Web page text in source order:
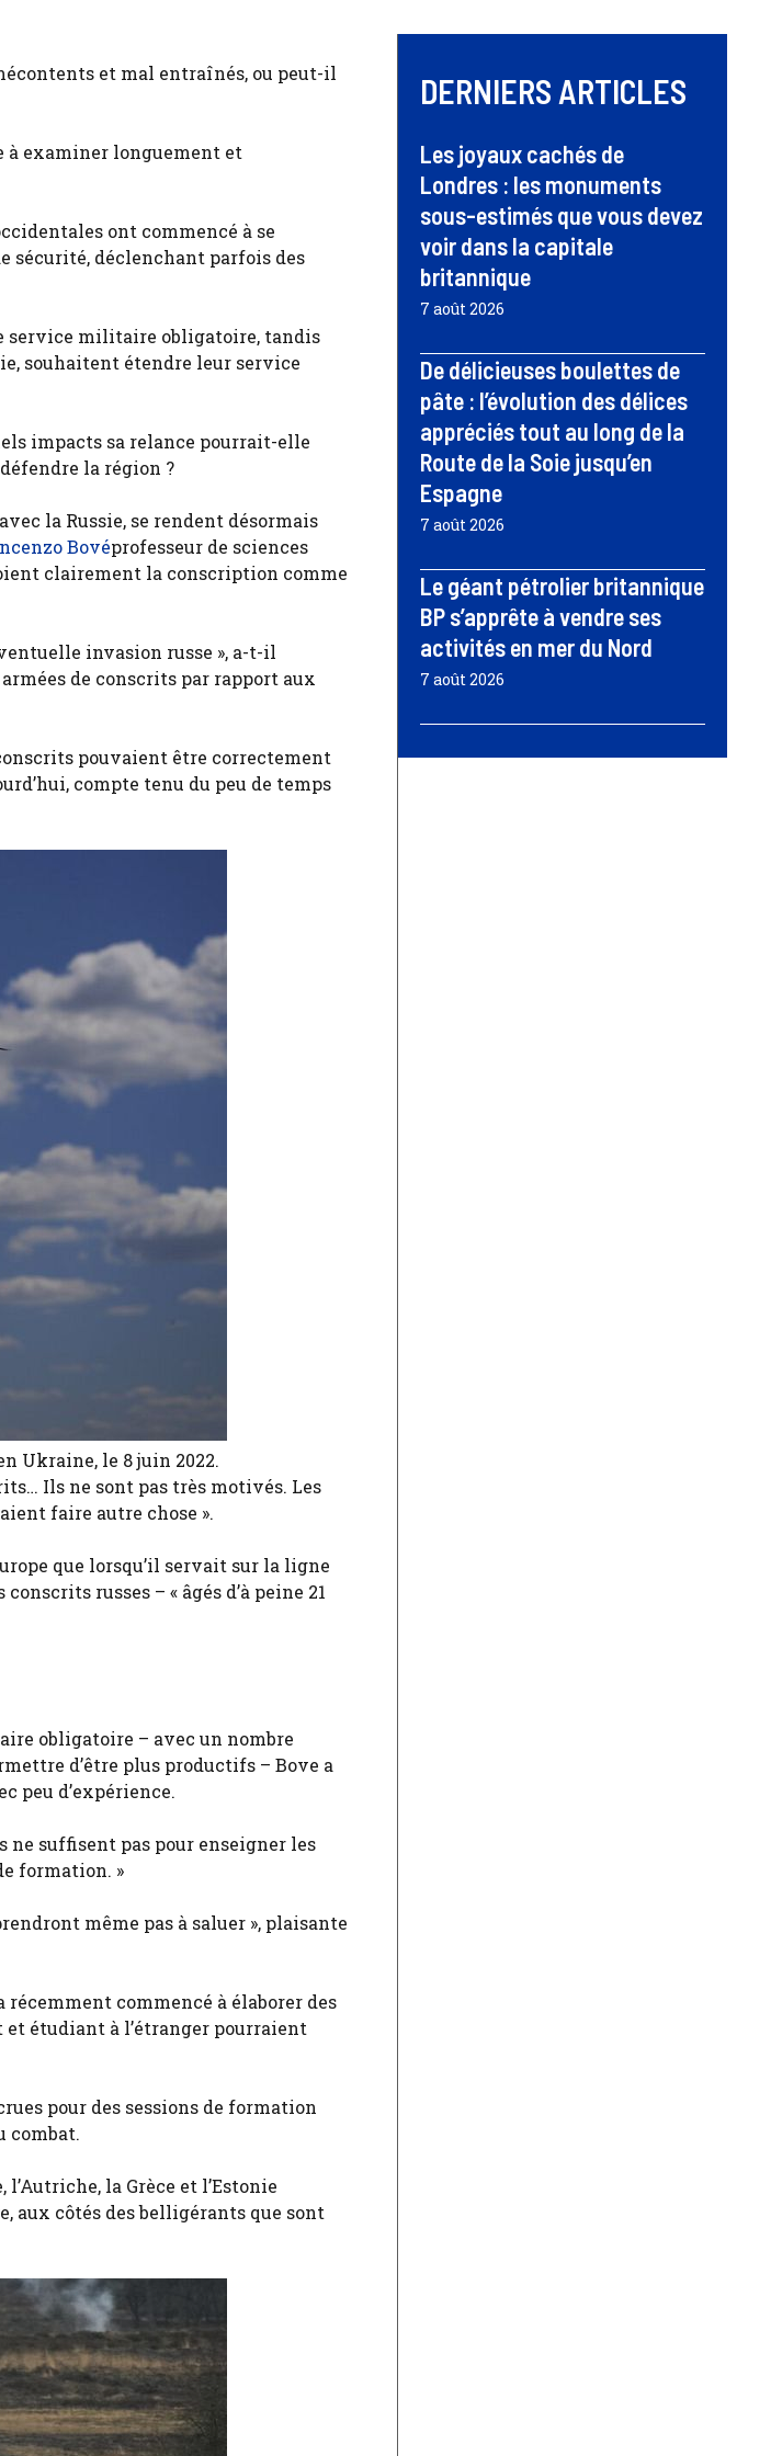
et mal entraînés, ou peut-il
à examiner longuement et
ont commencé à se
sécurité, déclenchant parfois des
service militaire obligatoire, tandis
souhaitent étendre leur service
impacts sa relance pourrait-elle
la région ?
la Russie, se rendent désormais
Bovéprofesseur de sciences
clairement la conscription comme
invasion russe », a-t-il
de conscrits par rapport aux
pouvaient être correctement
compte tenu du peu de temps
Ukraine, le 8 juin 2022.
Ils ne sont pas très motivés. Les
faire autre chose ».
que lorsqu’il servait sur la ligne
russes – « âgés d’à peine 21
obligatoire – avec un nombre
d’être plus productifs – Bove a
peu d’expérience.
ne suffisent pas pour enseigner les
formation. »
même pas à saluer », plaisante
commencé à élaborer des
étudiant à l’étranger pourraient
pour des sessions de formation
combat.
la Grèce et l’Estonie
côtés des belligérants que sont
DERNIERS ARTICLES
Les joyaux cachés de
Londres : les monuments
sous-estimés que vous devez
voir dans la capitale
britannique
7 août 2026
De délicieuses boulettes de
pâte : l’évolution des délices
appréciés tout au long de la
Route de la Soie jusqu’en
Espagne
7 août 2026
Le géant pétrolier britannique
BP s’apprête à vendre ses
activités en mer du Nord
7 août 2026